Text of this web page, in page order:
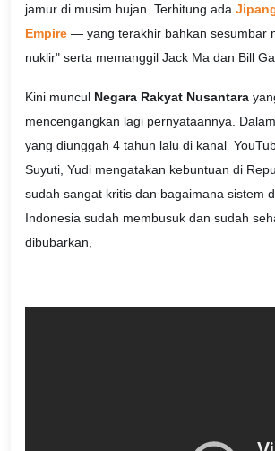
jamur di musim hujan. Terhitung ada
Empire — yang terakhir bahkan sesumbar
nuklir" serta memanggil Jack Ma dan Bill
Kini muncul Negara Rakyat Nusantara
mencengangkan lagi pernyataannya.
yang diunggah 4 tahun lalu di kanal
Suyuti, Yudi mengatakan kebuntuan di
sudah sangat kritis dan bagaimana sistem
Indonesia sudah membusuk dan sudah
dibubarkan,